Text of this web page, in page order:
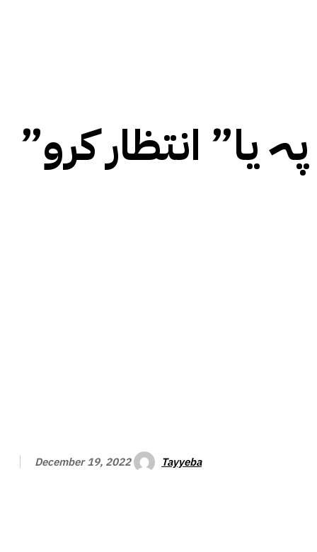
انتظار کرو”
December 19, 2022 Tayyeba